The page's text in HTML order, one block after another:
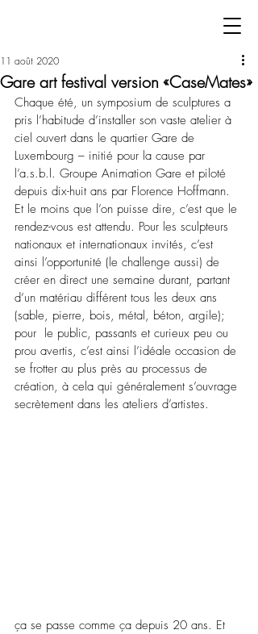
Gare art festival version «CaseMates»
11 août 2020
Chaque été, un symposium de sculptures a
pris l’habitude d’installer son vaste atelier à
ciel ouvert dans le quartier Gare de
Luxembourg – initié pour la cause par
l’a.s.b.l. Groupe Animation Gare et piloté
depuis dix-huit ans par Florence Hoffmann.
Et le moins que l’on puisse dire, c’est que le
rendez-vous est attendu. Pour les sculpteurs
nationaux et internationaux invités, c’est
ainsi l’opportunité (le challenge aussi) de
créer en direct une semaine durant, partant
d’un matériau différent tous les deux ans
(sable, pierre, bois, métal, béton, argile);
pour  le public, passants et curieux peu ou
prou avertis, c’est ainsi l’idéale occasion de
se frotter au plus près au processus de
création, à cela qui généralement s’ouvrage
secrètement dans les ateliers d’artistes.
ça se passe comme ça depuis 20 ans. Et